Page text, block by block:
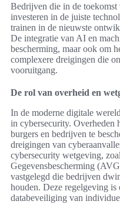
Bedrijven die in de
investeren in de juiste
trainen in de nieuwste
De integratie van AI en
bescherming, maar ook om
complexere dreigingen die
vooruitgang.
De rol van overheid en
In de moderne digitale
in cybersecurity. Overheden
burgers en bedrijven te
dreigingen van
cybersecurity wetgeving,
Gegevensbescherming
vastgelegd die bedrijven
houden. Deze regelgeving
databeveiliging van